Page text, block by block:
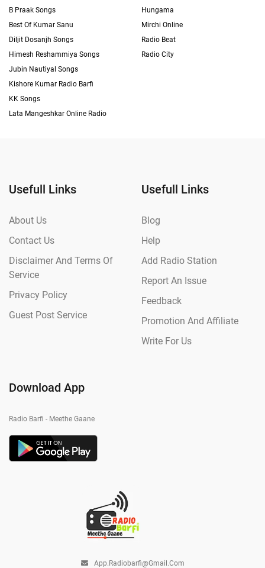
B Praak Songs
Best Of Kumar Sanu
Diljit Dosanjh Songs
Himesh Reshammiya Songs
Jubin Nautiyal Songs
Kishore Kumar Radio Barfi
KK Songs
Lata Mangeshkar Online Radio
Hungama
Mirchi Online
Radio Beat
Radio City
Usefull Links
About Us
Contact Us
Disclaimer And Terms Of
Service
Privacy Policy
Guest Post Service
Usefull Links
Blog
Help
Add Radio Station
Report An Issue
Feedback
Promotion And Affiliate
Write For Us
Download App
Radio Barfi - Meethe Gaane
App.radiobarfi@gmail.com